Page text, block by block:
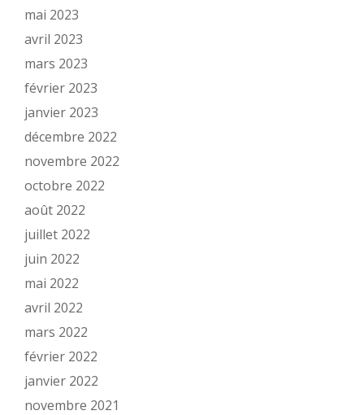
mai 2023
avril 2023
mars 2023
février 2023
janvier 2023
décembre 2022
novembre 2022
octobre 2022
août 2022
juillet 2022
juin 2022
mai 2022
avril 2022
mars 2022
février 2022
janvier 2022
novembre 2021